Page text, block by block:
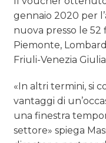
gennaio 2020 per
nuova presso le
Piemonte,
Friuli-Venezia
«In altri termini, si
vantaggi di
una finestra
settore» spiega